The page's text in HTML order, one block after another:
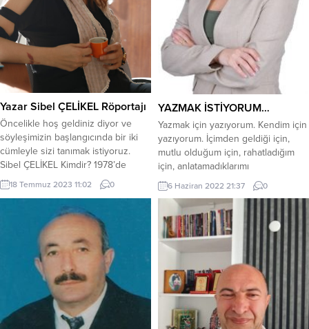
Yazar Sibel ÇELİKEL Röportajı
Öncelikle hoş geldiniz diyor ve
söyleşimizin başlangıcında bir iki
cümleyle sizi tanımak istiyoruz.
Sibel ÇELİKEL Kimdir? 1978’de
Lüleburgaz’da doğdu. Yeni Türk Dili
alanında doktora mezunudur.
Hakemli dergilerde yayımlanmış
ödüllü makaleleri ve akademik bir
kitabı vardır. 2022’te
Cumhurbaşkanlığı ve Milli Eğitim
Bakanlığının ev sahipliğinde
düzenlenen 24 Kasım öğretmenler
günü programında “yılın...
18 Temmuz 2023 11:02 0
YAZMAK İSTİYORUM…
Yazmak için yazıyorum. Kendim için
yazıyorum. İçimden geldiği için,
mutlu olduğum için, rahatladığım
için, anlatamadıklarımı
anlatamadığım için yazıyorum.
Kendim olmak için yazıyorum.
Kimseye söylemeden herkese
söylemek için yazıyorum. İçimde
tutamadıklarım için yazıyorum. Sana
ne demek için, kimse karışmasın
diye yazıyorum. Senden bıktığım
için, korkmadığım için yazıyorum.
Yazar olabilmek için yazıyorum....
6 Haziran 2022 21:37 0